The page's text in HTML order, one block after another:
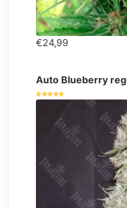
€24,99
Auto Blueberry